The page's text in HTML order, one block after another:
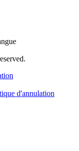
d'annulation